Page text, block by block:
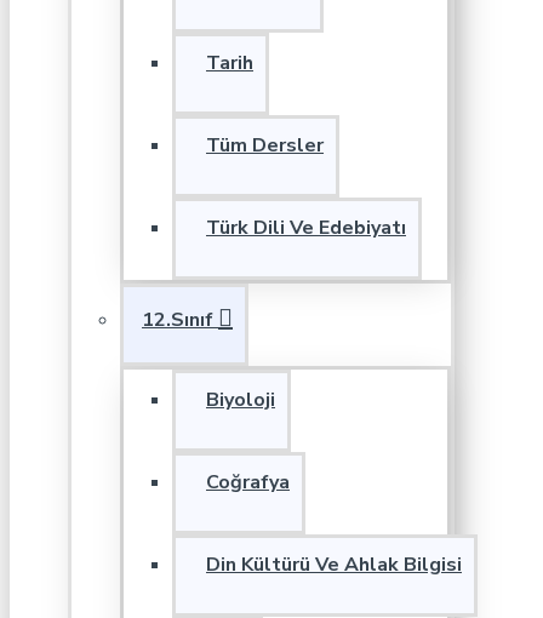
Tarih
Tüm Dersler
Türk Dili Ve Edebiyatı
12.Sınıf
Biyoloji
Coğrafya
Din Kültürü Ve Ahlak Bilgisi